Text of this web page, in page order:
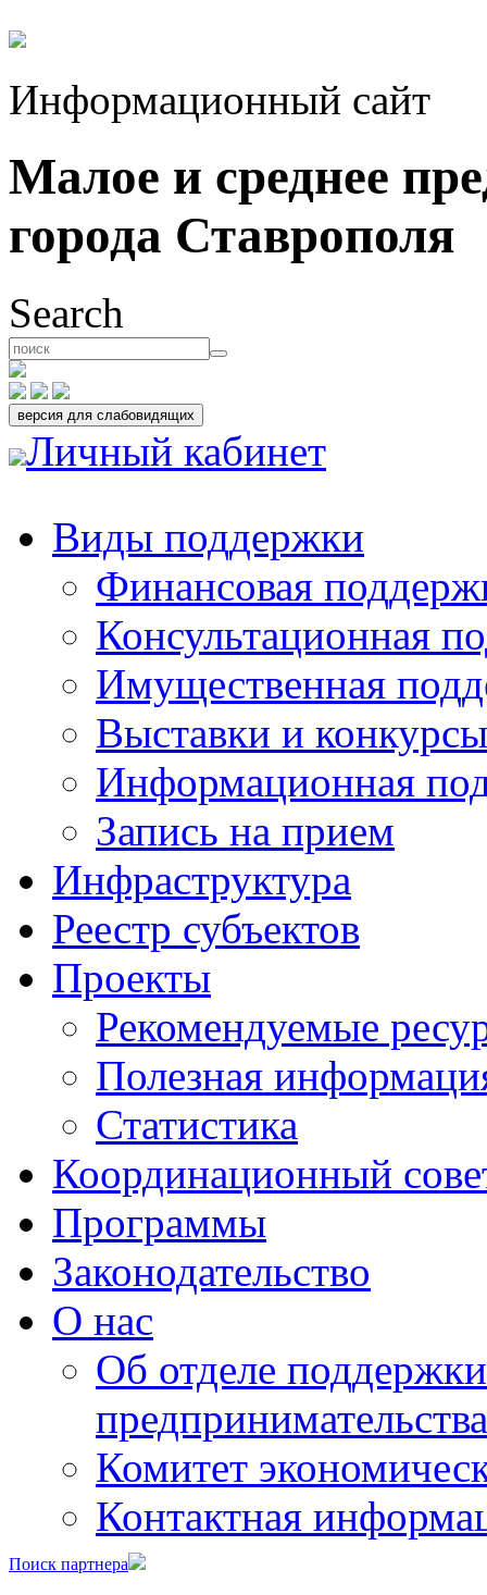
Информационный сайт
Малое и среднее
города Ставрополя
Search
Личный кабинет
Виды поддержки
Финансовая
Консультационная
Имущественная
Выставки и конкурсы
Информационная
Запись на прием
Инфраструктура
Реестр субъектов
Проекты
Рекомендуемые
Полезная
Статистика
Координационный
Программы
Законодательство
О нас
Об отделе
предпринимательства
Комитет
Контактная
Поиск партнера